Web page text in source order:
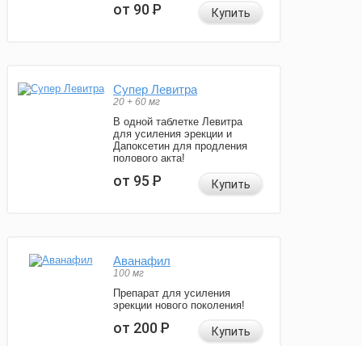
от 90Р Купить
Супер Левитра
20 + 60 мг
В одной таблетке Левитра
для усиления эрекции и
Дапоксетин для продления
полового акта!
от 95Р Купить
Аванафил
100 мг
Препарат для усиления
эрекции нового поколения!
от 200Р Купить